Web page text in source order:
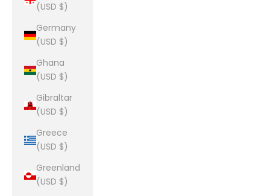
(USD $)
Germany
(USD $)
Ghana
(USD $)
Gibraltar
(USD $)
Greece
(USD $)
Greenland
(USD $)